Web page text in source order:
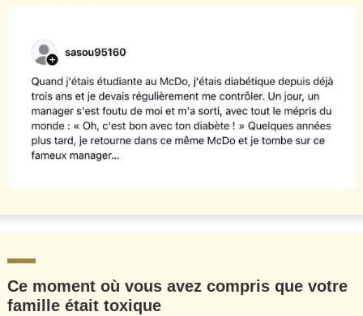
Ce moment où vous avez compris que votre
famille était toxique